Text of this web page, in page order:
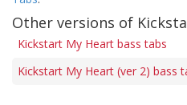
Other versions of
Kickstart My Heart bass tabs
Kickstart My Heart (ver 2) bass